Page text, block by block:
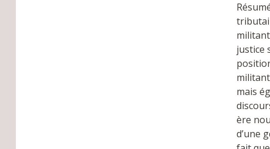
justice
mais
ère
d’une